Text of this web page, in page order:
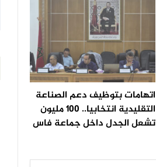
اتهامات بتوظيف دعم الصناعة
التقليدية انتخابيا.. 100 مليون
تشعل الجدل داخل جماعة فاس